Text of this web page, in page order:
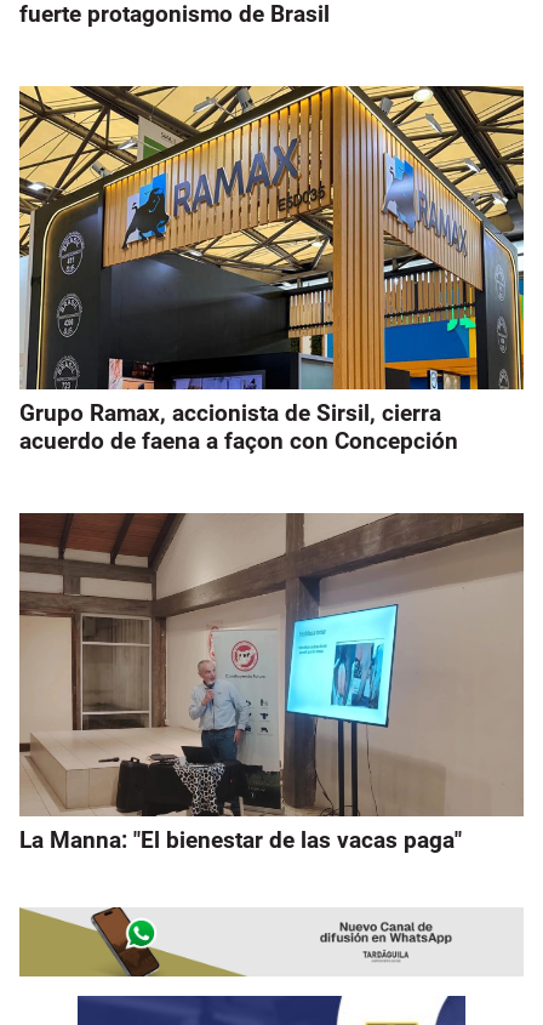
fuerte protagonismo de Brasil
Grupo Ramax, accionista de Sirsil, cierra
acuerdo de faena a façon con Concepción
La Manna: "El bienestar de las vacas paga"